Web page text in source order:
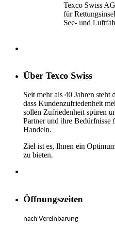
Texco Swiss
für
See- und
Über Texco Swiss
Seit mehr als 40 Jahren steht
dass Kundenzufriedenheit
sollen Zufriedenheit spüren
Partner und ihre Bedürfnisse
Handeln.
Ziel ist es, Ihnen ein
zu bieten.
Öffnungszeiten
nach Vereinbarung